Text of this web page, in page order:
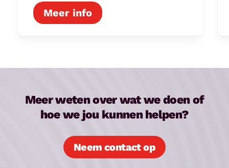
Meer weten over wat we doen of
hoe we jou kunnen helpen?
Neem contact op